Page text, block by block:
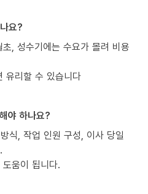
요?
, 성수기에는 수요가 몰려 비용
유리할 수 있습니다
야 하나요?
식, 작업 인원 구성, 이사 당일
움이 됩니다.